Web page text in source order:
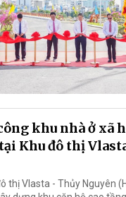
khu nhà ở xã
Khu đô thị
thị Vlasta - Thủy Nguyên